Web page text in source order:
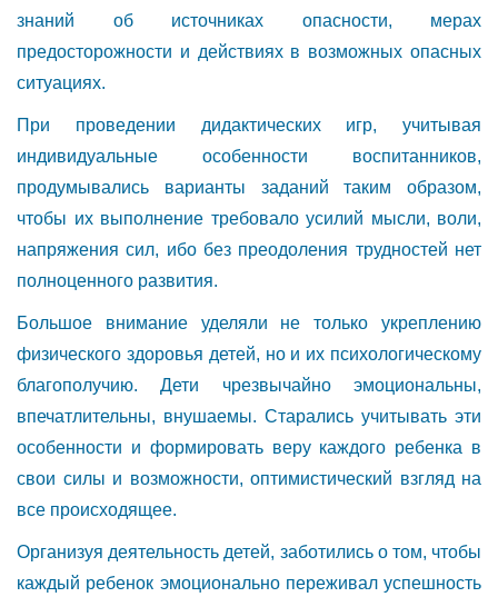
знаний об источниках опасности, мерах
предосторожности и действиях в возможных опасных
ситуациях.
При проведении дидактических игр, учитывая
индивидуальные особенности воспитанников,
продумывались варианты заданий таким образом,
чтобы их выполнение требовало усилий мысли, воли,
напряжения сил, ибо без преодоления трудностей нет
полноценного развития.
Большое внимание уделяли не только укреплению
физического здоровья детей, но и их психологическому
благополучию. Дети чрезвычайно эмоциональны,
впечатлительны, внушаемы. Старались учитывать эти
особенности и формировать веру каждого ребенка в
свои силы и возможности, оптимистический взгляд на
все происходящее.
Организуя деятельность детей, заботились о том, чтобы
каждый ребенок эмоционально переживал успешность